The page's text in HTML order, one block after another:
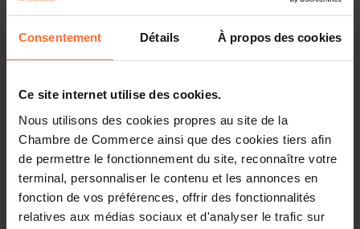
Consentement Détails À propos des cookies
Ce site internet utilise des cookies.
Nous utilisons des cookies propres au site de la
Chambre de Commerce ainsi que des cookies tiers afin
de permettre le fonctionnement du site, reconnaître votre
terminal, personnaliser le contenu et les annonces en
fonction de vos préférences, offrir des fonctionnalités
relatives aux médias sociaux et d'analyser le trafic sur
commission européenne sur les pratiques de "gold-